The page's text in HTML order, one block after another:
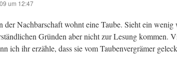
um 12:47
der Nachbarschaft wohnt eine Taube. Sieht ein
Gründen aber nicht zur Lesung kommen.
ich ihr erzähle, dass sie vom Taubenvergrämer